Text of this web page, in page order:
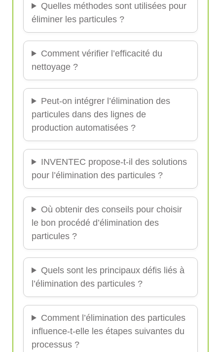
Quelles méthodes sont utilisées pour
éliminer les particules ?
Comment vérifier l’efficacité du
nettoyage ?
Peut-on intégrer l’élimination des
particules dans des lignes de
production automatisées ?
INVENTEC propose-t-il des solutions
pour l’élimination des particules ?
Où obtenir des conseils pour choisir
le bon procédé d’élimination des
particules ?
Quels sont les principaux défis liés à
l’élimination des particules ?
Comment l’élimination des particules
influence-t-elle les étapes suivantes du
processus ?